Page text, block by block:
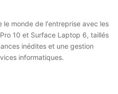
le monde de l'entreprise avec les
10 et Surface Laptop 6, taillés
inédites et une gestion
informatiques.